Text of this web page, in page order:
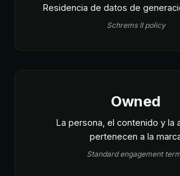
Residencia de datos de
Schrems II policy
Owned
La persona, el contenido y la
pertenecen a la
Standard engagement